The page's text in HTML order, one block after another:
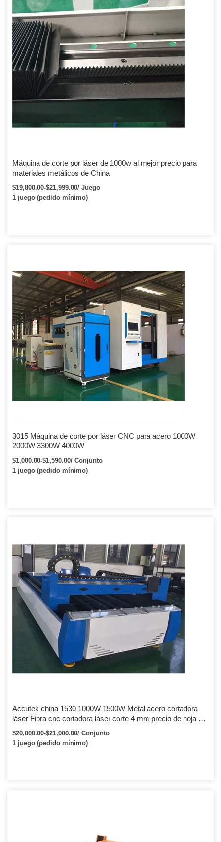
Máquina de corte por láser de 1000w al mejor precio para
materiales metálicos de China
$19,800.00-$21,999.00/ Juego
1 juego (pedido mínimo)
3015 Máquina de corte por láser CNC para acero 1000W
2000W 3300W 4000W
$1,000.00-$1,590.00/ Conjunto
1 juego (pedido mínimo)
Accutek china 1530 1000W 1500W Metal acero cortadora
láser Fibra cnc cortadora láser corte 4 mm precio de hoja de
placa
$20,000.00-$21,000.00/ Conjunto
1 juego (pedido mínimo)